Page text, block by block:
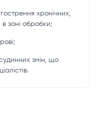
хронічних,
зоні обробки;
судинних змін, що